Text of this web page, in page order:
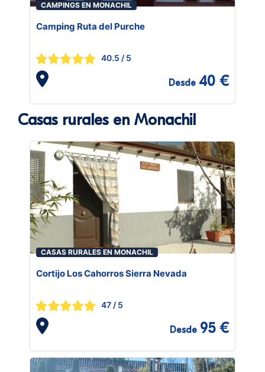
CAMPINGS EN MONACHIL
Camping Ruta del Purche
40.5 / 5
Desde 40 €
Casas rurales en Monachil
CASAS RURALES EN MONACHIL
Cortijo Los Cahorros Sierra Nevada
47 / 5
Desde 95 €